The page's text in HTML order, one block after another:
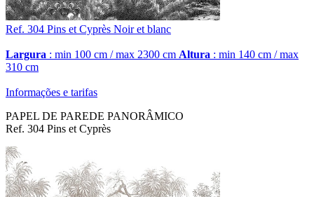
Ref. 304 Pins et Cyprès Noir et blanc
Largura : min 100 cm / max 2300 cm Altura : min 140 cm / max
310 cm
Informações e tarifas
PAPEL DE PAREDE PANORÂMICO
Ref. 304 Pins et Cyprès